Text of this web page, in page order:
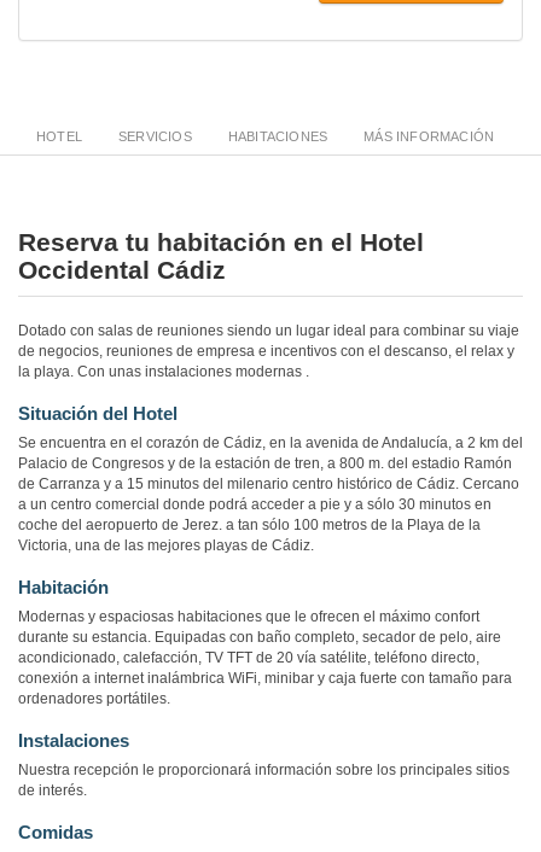
HOTEL SERVICIOS HABITACIONES MÁS INFORMACIÓN
Reserva tu habitación en el Hotel
Occidental Cádiz
Dotado con salas de reuniones siendo un lugar ideal para combinar su viaje
de negocios, reuniones de empresa e incentivos con el descanso, el relax y
la playa. Con unas instalaciones modernas .
Situación del Hotel
Se encuentra en el corazón de Cádiz, en la avenida de Andalucía, a 2 km del
Palacio de Congresos y de la estación de tren, a 800 m. del estadio Ramón
de Carranza y a 15 minutos del milenario centro histórico de Cádiz. Cercano
a un centro comercial donde podrá acceder a pie y a sólo 30 minutos en
coche del aeropuerto de Jerez. a tan sólo 100 metros de la Playa de la
Victoria, una de las mejores playas de Cádiz.
Habitación
Modernas y espaciosas habitaciones que le ofrecen el máximo confort
durante su estancia. Equipadas con baño completo, secador de pelo, aire
acondicionado, calefacción, TV TFT de 20 vía satélite, teléfono directo,
conexión a internet inalámbrica WiFi, minibar y caja fuerte con tamaño para
ordenadores portátiles.
Instalaciones
Nuestra recepción le proporcionará información sobre los principales sitios
de interés.
Comidas